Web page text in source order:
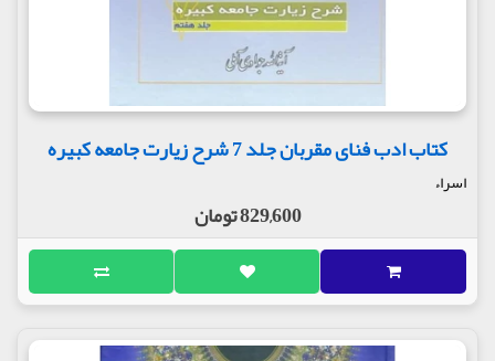
کتاب ادب فنای مقربان جلد 7 شرح زیارت جامعه کبیره
اسراء
829,600 تومان